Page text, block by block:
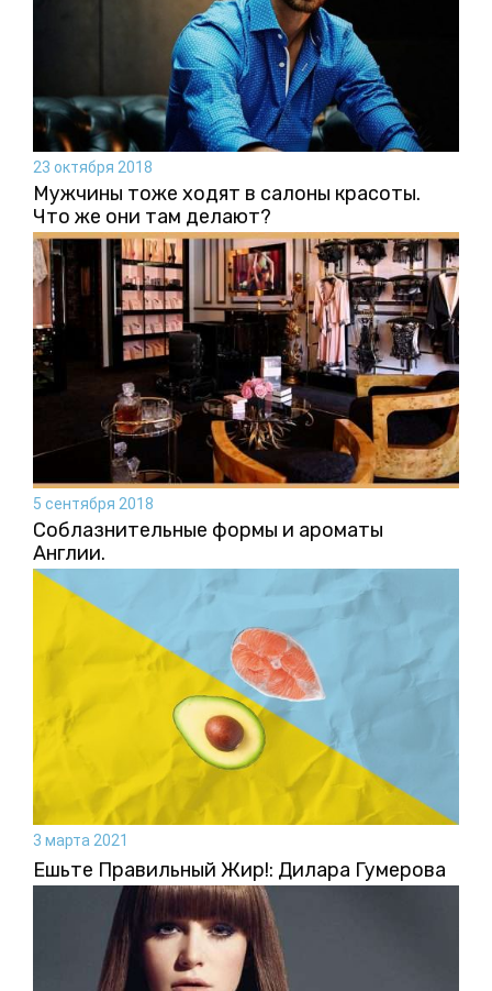
23 октября 2018
Мужчины тоже ходят в салоны красоты.
Что же они там делают?
5 сентября 2018
Соблазнительные формы и ароматы
Англии.
3 марта 2021
Ешьте Правильный Жир!: Дилара Гумерова